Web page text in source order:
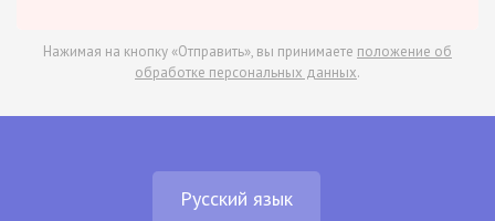
Нажимая на кнопку «Отправить», вы принимаете положение об
обработке персональных данных.
Русский язык